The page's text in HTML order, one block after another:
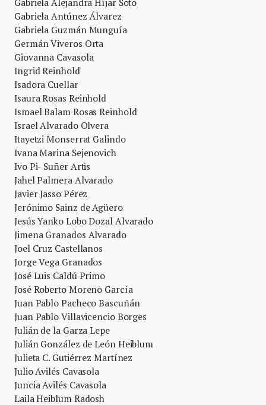
Gabriela Alejandra Híjar Soto
Gabriela Antúnez Álvarez
Gabriela Guzmán Munguía
Germán Viveros Orta
Giovanna Cavasola
Ingrid Reinhold
Isadora Cuellar
Isaura Rosas Reinhold
Ismael Balam Rosas Reinhold
Israel Alvarado Olvera
Itayetzi Monserrat Galindo
Ivana Marina Sejenovich
Ivo Pi- Suñer Artis
Jahel Palmera Alvarado
Javier Jasso Pérez
Jerónimo Sainz de Agüero
Jesús Yanko Lobo Dozal Alvarado
Jimena Granados Alvarado
Joel Cruz Castellanos
Jorge Vega Granados
José Luis Caldú Primo
José Roberto Moreno García
Juan Pablo Pacheco Bascuñán
Juan Pablo Villavicencio Borges
Julián de la Garza Lepe
Julián González de León Heiblum
Julieta C. Gutiérrez Martínez
Julio Avilés Cavasola
Juncia Avilés Cavasola
Laila Heiblum Radosh